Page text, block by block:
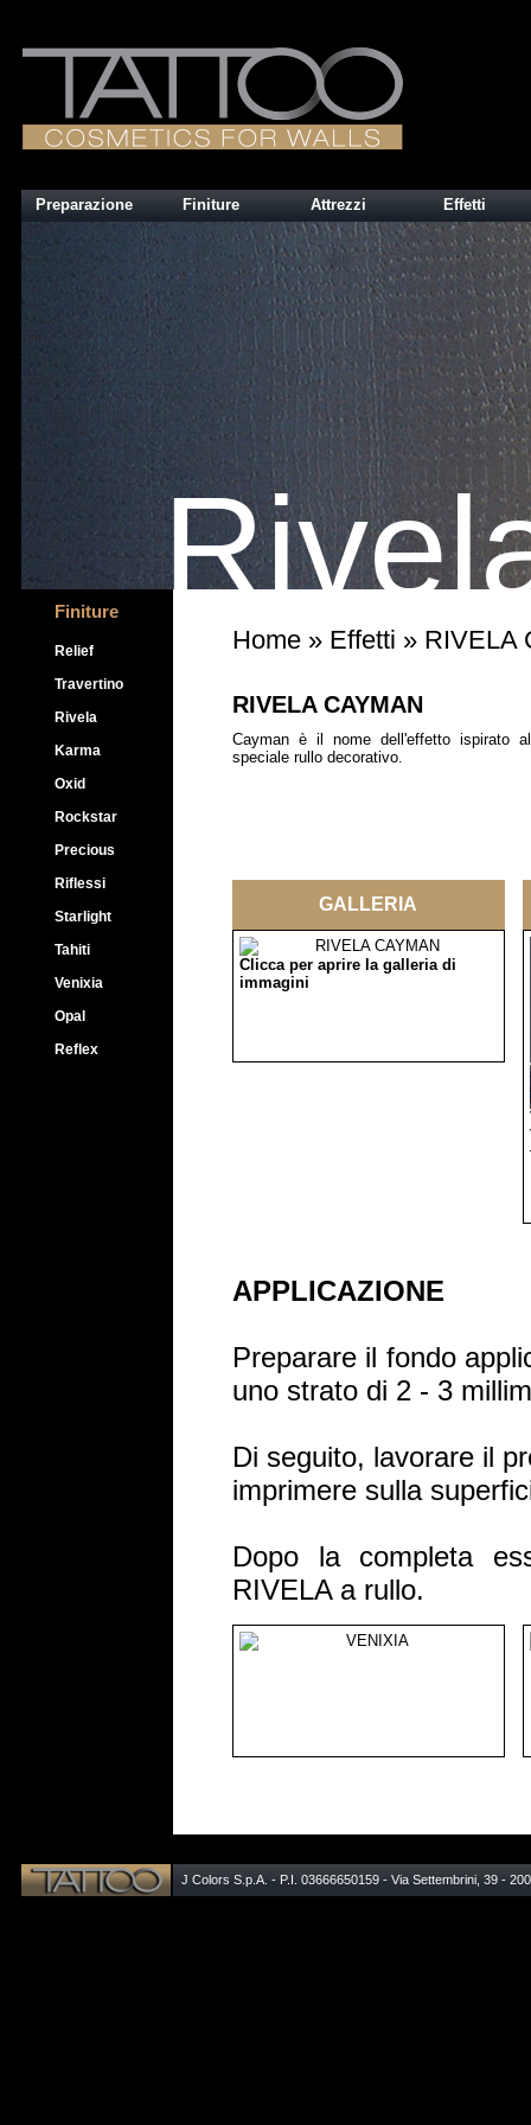
Preparazione Finiture Attrezzi Effetti
Finiture
Relief
Travertino
Rivela
Karma
Oxid
Rockstar
Precious
Riflessi
Starlight
Tahiti
Venixia
Opal
Reflex
Home » Effetti » RIVELA
RIVELA CAYMAN
Cayman è il nome dell'effetto ispirato
speciale rullo decorativo.
GALLERIA
Clicca per aprire la galleria di
immagini
APPLICAZIONE
Preparare il fondo
uno strato di 2 - 3
Di seguito, lavorare il
imprimere sulla
Dopo la completa
RIVELA a rullo.
J Colors S.p.A. - P.I. 03666650159 - Via Settembrini, 39 -